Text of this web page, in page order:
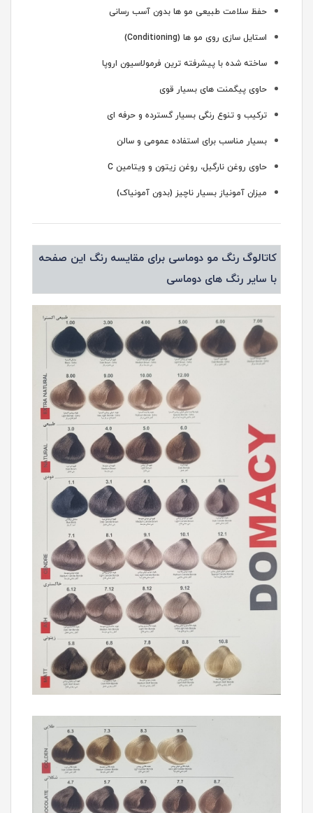
حفظ سلامت طبیعی مو ها بدون آسب رسانی
استایل سازی روی مو ها (Conditioning)
ساخته شده با پیشرفته ترین فرمولاسیون اروپا
حاوی پیگمنت های بسیار قوی
ترکیب و تنوع رنگی بسیار گسترده و حرفه ای
بسیار مناسب برای استفاده عمومی و سالن
حاوی روغن نارگیل، روغن زیتون و ویتامین C
میزان آمونیاز بسیار ناچیز (بدون آمونیاک)
کاتالوگ رنگ مو دوماسی برای مقایسه رنگ این صفحه
با سایر رنگ های دوماسی